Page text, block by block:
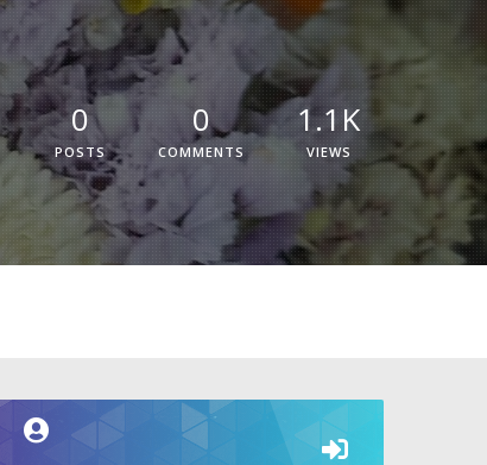
0
POSTS
0
COMMENTS
1.1K
VIEWS